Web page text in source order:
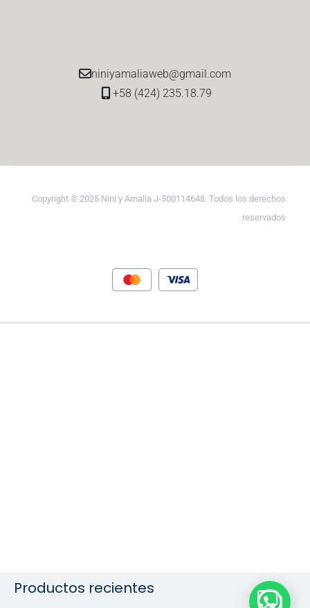
Productos recientes
niniyamaliaweb@gmail.com
+58 (424) 235.18.79
Copyright © 2025 Nini y Amalia J-500114648. Todos los derechos
reservados